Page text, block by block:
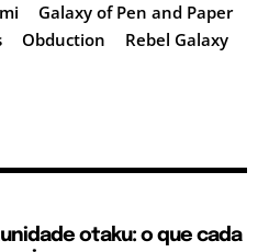
Galaxy of Pen and Paper
Obduction
Rebel Galaxy
otaku: o que cada